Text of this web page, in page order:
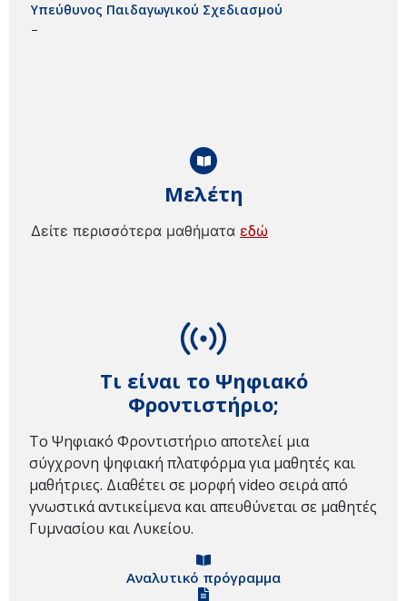
Τι είναι το Ψηφιακό
Φροντιστήριο;
Το Ψηφιακό Φροντιστήριο αποτελεί μια
σύγχρονη ψηφιακή πλατφόρμα για μαθητές και
μαθήτριες. Διαθέτει σε μορφή video σειρά από
γνωστικά αντικείμενα και απευθύνεται σε μαθητές
Γυμνασίου και Λυκείου.
Αναλυτικό πρόγραμμα
Μελέτη
Δείτε περισσότερα μαθήματα εδώ
Υπεύθυνος Παιδαγωγικού Σχεδιασμού
–